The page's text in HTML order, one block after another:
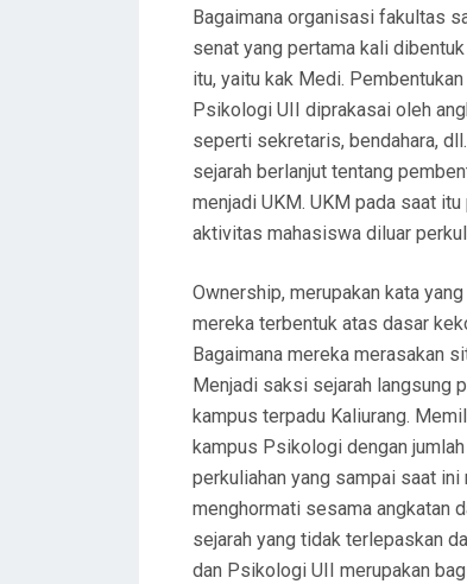
Bagaimana organisasi fakultas
senat yang pertama kali
itu, yaitu kak Medi.
Psikologi UII diprakasai oleh
seperti sekretaris, bendahara,
sejarah berlanjut tentang
menjadi UKM. UKM pada saat
aktivitas mahasiswa diluar
Ownership, merupakan kata
mereka terbentuk atas dasar
Bagaimana mereka merasakan
Menjadi saksi sejarah langsung
kampus terpadu Kaliurang.
kampus Psikologi dengan
perkuliahan yang sampai saat
menghormati sesama angkatan
sejarah yang tidak terlepaskan
dan Psikologi UII merupakan